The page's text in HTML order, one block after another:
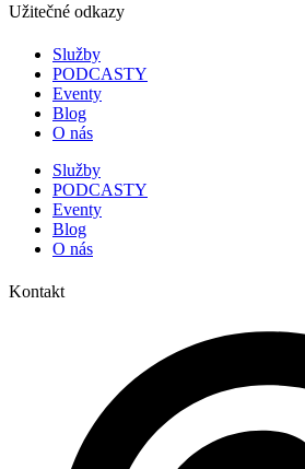
Užitečné odkazy
Služby
PODCASTY
Eventy
Blog
O nás
Služby
PODCASTY
Eventy
Blog
O nás
Kontakt